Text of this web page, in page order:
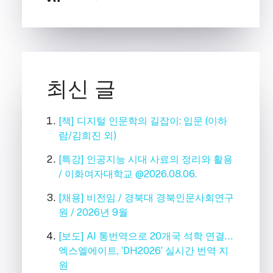
최신 글
[책] 디지털 인문학의 길잡이: 입문 (이하
람/김희진 외)
[특강] 인공지능 시대 사료의 정리와 활용
/ 이화여자대학교 @2026.08.06.
[채용] 비전임 / 경북대 경북인문사회연구
원 / 2026년 9월
[보도] AI 통번역으로 20개국 석학 연결…
엑스엘에이트, ‘DH2026’ 실시간 번역 지
원